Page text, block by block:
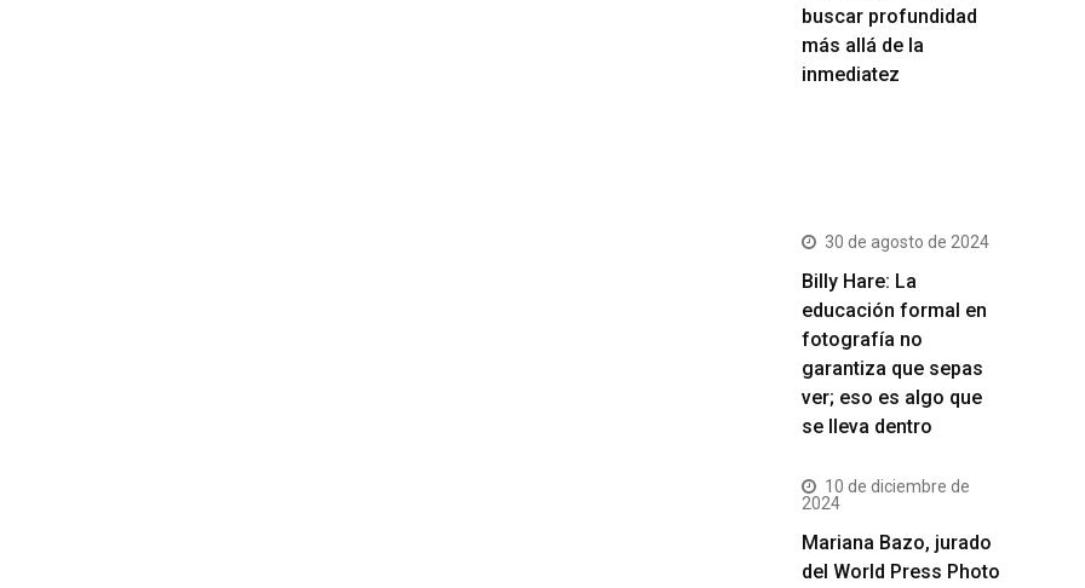
buscar profundidad
más allá de la
inmediatez
30 de agosto de 2024
Billy Hare: La
educación formal en
fotografía no
garantiza que sepas
ver; eso es algo que
se lleva dentro
10 de diciembre de
2024
Mariana Bazo, jurado
del World Press Photo